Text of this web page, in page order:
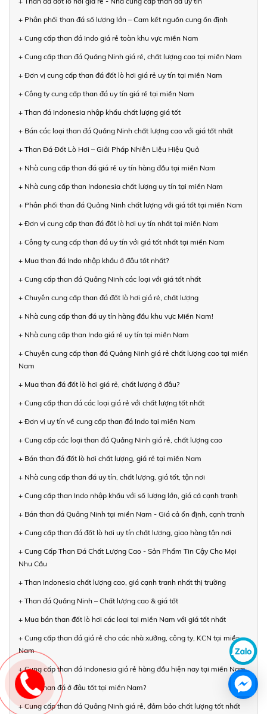
+ Phân phối than đá số lượng lớn – Cam kết nguồn cung ổn định
+ Cung cấp than đá Indo giá rẻ toàn khu vực miền Nam
+ Cung cấp than đá Quảng Ninh giá rẻ, chất lượng cao tại miền Nam
+ Đơn vị cung cấp than đá đốt lò hơi giá rẻ uy tín tại miền Nam
+ Công ty cung cấp than đá uy tín giá rẻ tại miền Nam
+ Than đá Indonesia nhập khẩu chất lượng giá tốt
+ Bán các loại than đá Quảng Ninh chất lượng cao với giá tốt nhất
+ Than Đá Đốt Lò Hơi – Giải Pháp Nhiên Liệu Hiệu Quả
+ Nhà cung cấp than đá giá rẻ uy tín hàng đầu tại miền Nam
+ Nhà cung cấp than Indonesia chất lượng uy tín tại miền Nam
+ Phân phối than đá Quảng Ninh chất lượng với giá tốt tại miền Nam
+ Đơn vị cung cấp than đá đốt lò hơi uy tín nhất tại miền Nam
+ Công ty cung cấp than đá uy tín với giá tốt nhất tại miền Nam
+ Mua than đá Indo nhập khẩu ở đâu tốt nhất?
+ Cung cấp than đá Quảng Ninh các loại với giá tốt nhất
+ Chuyên cung cấp than đá đốt lò hơi giá rẻ, chất lượng
+ Nhà cung cấp than đá uy tín hàng đầu khu vực Miền Nam!
+ Nhà cung cấp than Indo giá rẻ uy tín tại miền Nam
+ Chuyên cung cấp than đá Quảng Ninh giá rẻ chất lượng cao tại miền
Nam
+ Mua than đá đốt lò hơi giá rẻ, chất lượng ở đâu?
+ Cung cấp than đá các loại giá rẻ với chất lượng tốt nhất
+ Đơn vị uy tín về cung cấp than đá Indo tại miền Nam
+ Cung cấp các loại than đá Quảng Ninh giá rẻ, chất lượng cao
+ Bán than đá đốt lò hơi chất lượng, giá rẻ tại miền Nam
+ Nhà cung cấp than đá uy tín, chất lượng, giá tốt, tận nơi
+ Cung cấp than Indo nhập khẩu với số lượng lớn, giá cả cạnh tranh
+ Bán than đá Quảng Ninh tại miền Nam - Giá cả ổn định, cạnh tranh
+ Cung cấp than đá đốt lò hơi uy tín chất lượng, giao hàng tận nơi
+ Cung Cấp Than Đá Chất Lượng Cao - Sản Phẩm Tin Cậy Cho Mọi
Nhu Cầu
+ Than Indonesia chất lượng cao, giá cạnh tranh nhất thị trường
+ Than đá Quảng Ninh – Chất lượng cao & giá tốt
+ Mua bán than đốt lò hơi các loại tại miền Nam với giá tốt nhất
+ Cung cấp than đá giá rẻ cho các nhà xưởng, công ty, KCN tại miền
Nam
+ Cung cấp than đá Indonesia giá rẻ hàng đầu hiện nay tại miền Nam
+ Mua than đá ở đâu tốt tại miền Nam?
+ Cung cấp than đá Quảng Ninh giá rẻ, đảm bảo chất lượng tốt nhất